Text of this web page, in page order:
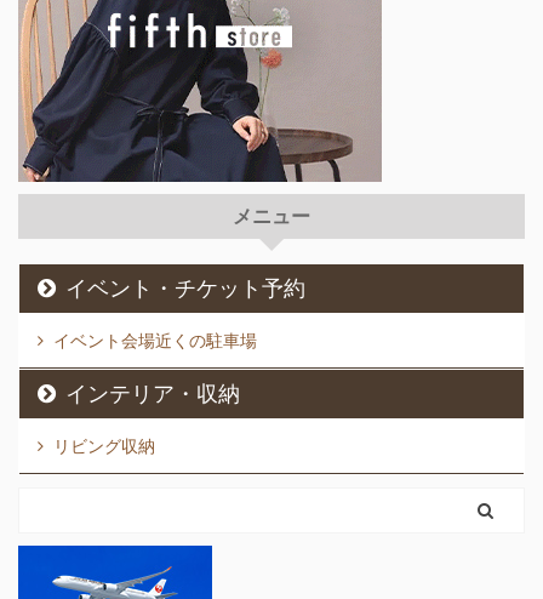
が出てしまうという方も
多いと思います。 10代
の頃は周りにも沢山同じ
ような子がいたのに、20
代になると皆すっかり綺
麗になって、ニキビもい
つの間にか吹き出物なん
て呼ばれるようになって
は、何をやっても毎月ニ
キビができてしまい、何
が原因か突き止めたたく
てもい ...
オイル（80mL）、ヘア
ミスト（200mL）、ヘア
バーム（32g）と、デイ
リーケアに必要なアイテ
ディケアは、ボディーソ
ープ（490mL）とボディ
メニュー
イベント・チケット予約
イベント会場近くの駐車場
インテリア・収納
リビング収納